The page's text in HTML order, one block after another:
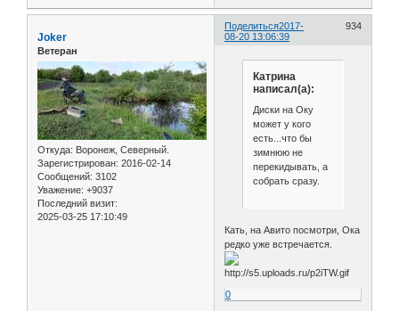
Поделиться 934
2017-
08-20 13:06:39
Joker
Ветеран
Откуда: Воронеж, Северный.
Зарегистрирован: 2016-02-14
Сообщений: 3102
Уважение: +9037
Последний визит:
2025-03-25 17:10:49
Катрина
написал(а):
Диски на Оку
может у кого
есть...что бы
зимнюю не
перекидывать, а
собрать сразу.
Кать, на Авито посмотри, Ока
редко уже встречается.
0